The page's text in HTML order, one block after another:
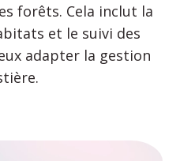
forêts. Cela inclut la
et le suivi des
adapter la gestion